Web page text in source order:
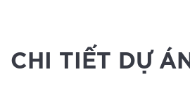
CHI TIẾT DỰ ÁN